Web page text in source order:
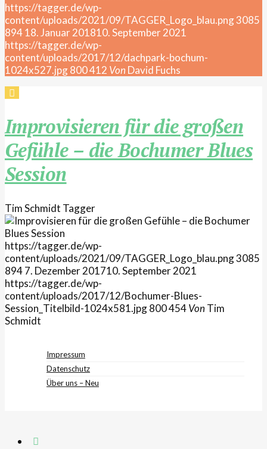
https://tagger.de/wp-
content/uploads/2021/09/TAGGER_Logo_blau.png3085
89418. Januar 201810. September 2021
https://tagger.de/wp-
content/uploads/2017/12/dachpark-bochum-
1024x527.jpg800412 Von David Fuchs
Improvisieren für die großen
Gefühle – die Bochumer Blues
Session
Tim Schmidt Tagger
https://tagger.de/wp-
content/uploads/2021/09/TAGGER_Logo_blau.png3085
8947. Dezember 201710. September 2021
https://tagger.de/wp-
content/uploads/2017/12/Bochumer-Blues-
Session_Titelbild-1024x581.jpg800454VonTim
Schmidt
Impressum
Datenschutz
Über uns – Neu